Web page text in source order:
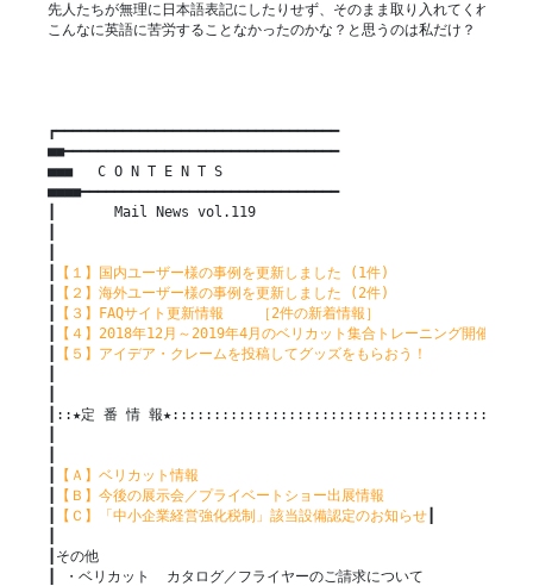
先人たちが無理に日本語表記にしたりせず、そのまま取り入れてくれてい
こんなに英語に苦労することなかったのかな？と思うのは私だけ？
┏━━━━━━━━━━━━━━━━━━━━━━━━━━━━━━━━━━
■■━━━━━━━━━━━━━━━━━━━━━━━━━━━━━━━━━
■■■   C O N T E N T S
■■■■━━━━━━━━━━━━━━━━━━━━━━━━━━━━━━━
┃       Mail News vol.119
【１】国内ユーザー様の事例を更新しました (1件)
【２】海外ユーザー様の事例を更新しました (2件)
【３】FAQサイト更新情報    ［2件の新着情報］
【４】2018年12月～2019年4月のベリカット集合トレーニング開催予定
【５】アイデア・クレームを投稿してグッズをもらおう！
┃::★定 番 情 報
【Ａ】ベリカット情報
【Ｂ】今後の展示会／プライベートショー出展情報
【Ｃ】「中小企業経営強化税制」該当設備認定のお知らせ
┃その他
┃ ・ベリカット  カタログ／フライヤーのご請求について